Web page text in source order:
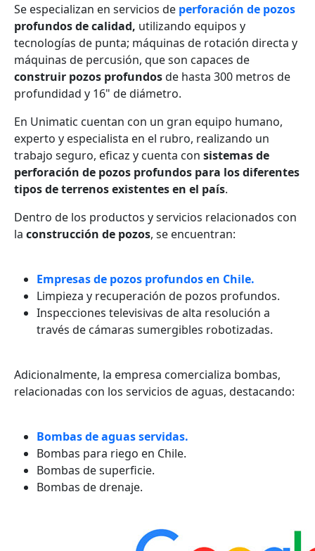
Se especializan en servicios de perforación de pozos
profundos de calidad, utilizando equipos y
tecnologías de punta; máquinas de rotación directa y
máquinas de percusión, que son capaces de
construir pozos profundosde hasta 300 metros de
profundidad y 16" de diámetro.
En Unimatic cuentan con un gran equipo humano,
experto y especialista en el rubro, realizando un
trabajo seguro, eficaz y cuenta con sistemas de
perforación de pozos profundos para los diferentes
tipos de terrenos existentes en el país.
Dentro de los productos y servicios relacionados con
la construcción de pozos, se encuentran:
Empresas de pozos profundos en Chile.
Limpieza y recuperación de pozos profundos.
Inspecciones televisivas de alta resolución a
través de cámaras sumergibles robotizadas.
Adicionalmente, la empresa comercializa bombas,
relacionadas con los servicios de aguas, destacando:
Bombas de aguas servidas.
Bombas para riego en Chile.
Bombas de superficie.
Bombas de drenaje.